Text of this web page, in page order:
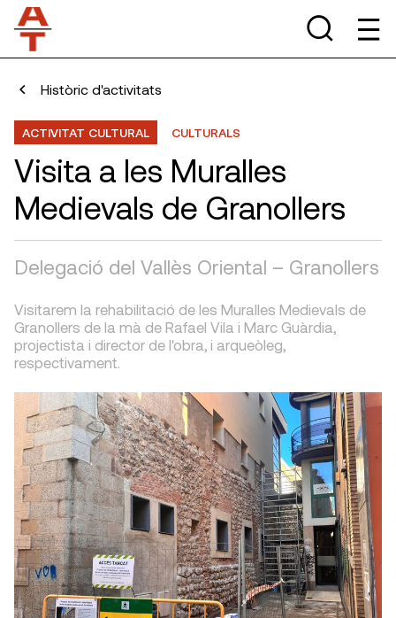
Històric d'activitats
ACTIVITAT CULTURAL CULTURALS
Visita a les Muralles
Medievals de Granollers
Delegació del Vallès Oriental – Granollers
Visitarem la rehabilitació de les Muralles Medievals de
Granollers de la mà de Rafael Vila i Marc Guàrdia,
projectista i director de l'obra, i arqueòleg,
respectivament.